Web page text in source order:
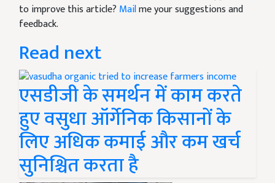
to improve this article? Mailme your suggestions and
feedback.
Read next
एसडीजी के समर्थन में काम करते
हुए वसुधा ऑर्गेनिक किसानों के
लिए अधिक कमाई और कम खर्च
सुनिश्चित करता है